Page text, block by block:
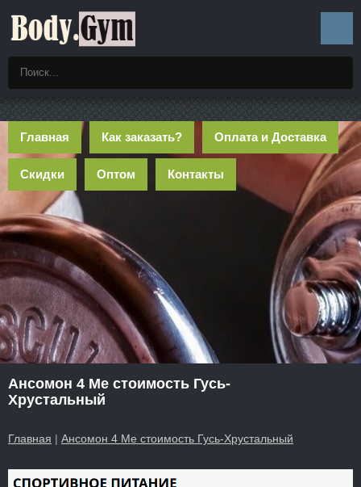
Главная Как заказать? Оплата и Доставка
Скидки Оптом Контакты
Ансомон 4 Ме стоимость Гусь-
Хрустальный
Главная | Ансомон 4 Ме стоимость Гусь-Хрустальный